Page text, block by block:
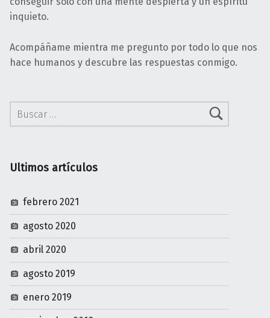
inquieto.
Acompáñame mientra me pregunto por todo lo que nos
hace humanos y descubre las respuestas conmigo.
Buscar:
Ultimos artículos
febrero 2021
agosto 2020
abril 2020
agosto 2019
enero 2019